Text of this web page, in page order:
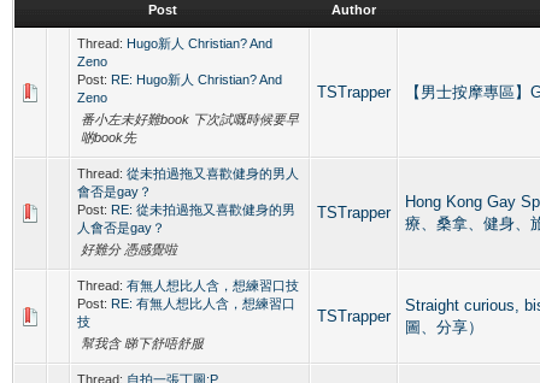
Post Author
Thread: Hugo新人 Christian? And
Zeno
Post: RE: Hugo新人 Christian? And
Zeno
番小左未好難book 下次試嘅時候要早
啲book先
TSTrapper 【男士按摩專區
Thread: 從未拍過拖又喜歡健身的男人
會否是gay？
Post: RE: 從未拍過拖又喜歡健身的男
人會否是gay？
好難分 憑感覺啦
TSTrapper
Hong Kong Gay
療、桑拿、健身、
Thread: 有無人想比人含，想練習口技
Post: RE: 有無人想比人含，想練習口
技
幫我含 睇下舒唔舒服
TSTrapper
Straight curious,
圖、分享）
Thread: 自拍一張丁圖:P